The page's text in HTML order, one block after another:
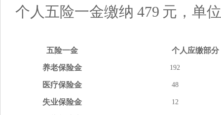
个人五险一金缴纳 479 元，单
五险一金 个人应缴部分
养老保险金 192
医疗保险金 48
失业保险金 12